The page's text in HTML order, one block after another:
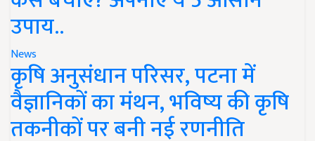
उपाय..
News
कृषि अनुसंधान परिसर, पटना में
वैज्ञानिकों का मंथन, भविष्य की कृषि
तकनीकों पर बनी नई रणनीति